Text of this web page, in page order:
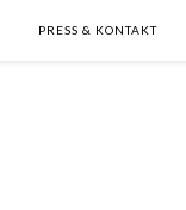
PRESS & KONTAKT